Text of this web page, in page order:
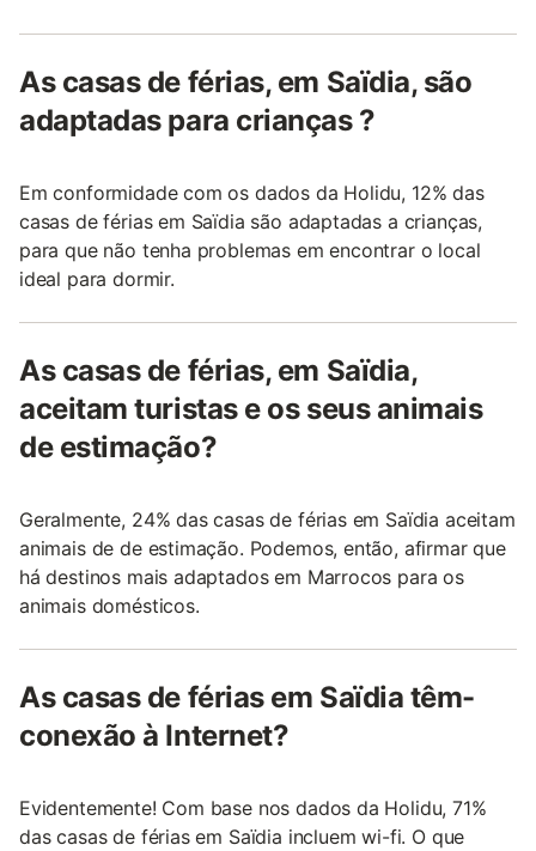
As casas de férias, em Saïdia, são
adaptadas para crianças ?
Em conformidade com os dados da Holidu, 12% das
casas de férias em Saïdia são adaptadas a crianças,
para que não tenha problemas em encontrar o local
ideal para dormir.
As casas de férias, em Saïdia,
aceitam turistas e os seus animais
de estimação?
Geralmente, 24% das casas de férias em Saïdia aceitam
animais de de estimação. Podemos, então, afirmar que
há destinos mais adaptados em Marrocos para os
animais domésticos.
As casas de férias em Saïdia têm-
conexão à Internet?
Evidentemente! Com base nos dados da Holidu, 71%
das casas de férias em Saïdia incluem wi-fi. O que